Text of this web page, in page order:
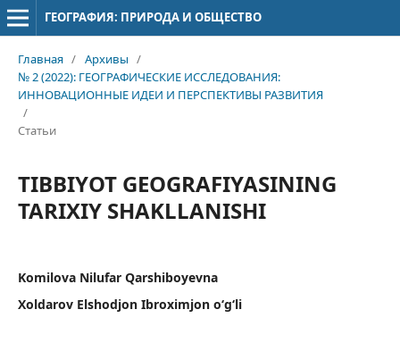
ГЕОГРАФИЯ: ПРИРОДА И ОБЩЕСТВО
Главная / Архивы /
№ 2 (2022): ГЕОГРАФИЧЕСКИЕ ИССЛЕДОВАНИЯ:
ИННОВАЦИОННЫЕ ИДЕИ И ПЕРСПЕКТИВЫ РАЗВИТИЯ
/
Статьи
TIBBIYOT GEOGRAFIYASINING
TARIXIY SHAKLLANISHI
Komilova Nilufar Qarshiboyevna
Xoldarov Elshodjon Ibroximjon o‘g‘li